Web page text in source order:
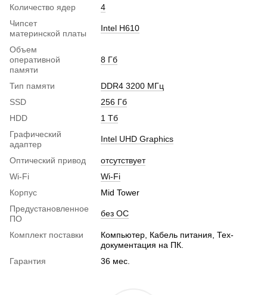
Количество ядер
4
Чипсет
материнской платы
Intel H610
Объем
оперативной
памяти
8 Гб
Тип памяти
DDR4 3200 МГц
SSD
256 Гб
HDD
1 Тб
Графический
адаптер
Intel UHD Graphics
Оптический привод
отсутствует
Wi-Fi
Wi-Fi
Корпус
Mid Tower
Предустановленное
ПО
без ОС
Комплект поставки
Компьютер, Кабель питания, Тех-
документация на ПК.
Гарантия
36 мес.